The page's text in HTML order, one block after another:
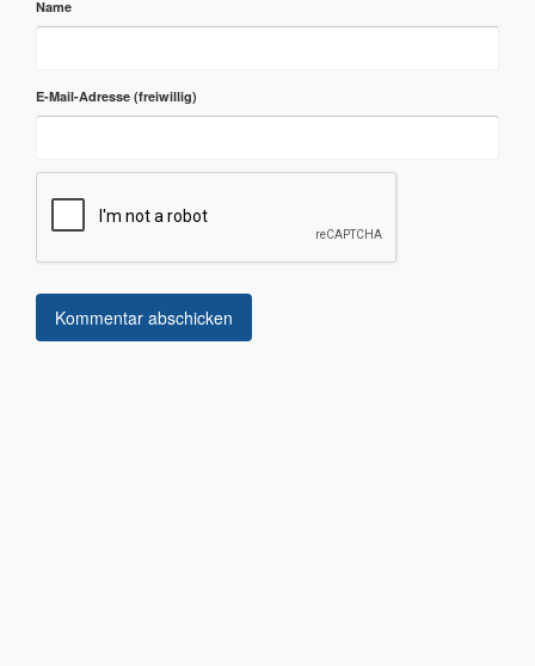
Name
E-Mail-Adresse